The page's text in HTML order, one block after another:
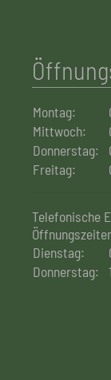
Montag:
Mittwoch:
Donnerstag:
Freitag:
Telefonische
Dienstag:
Donnerstag: